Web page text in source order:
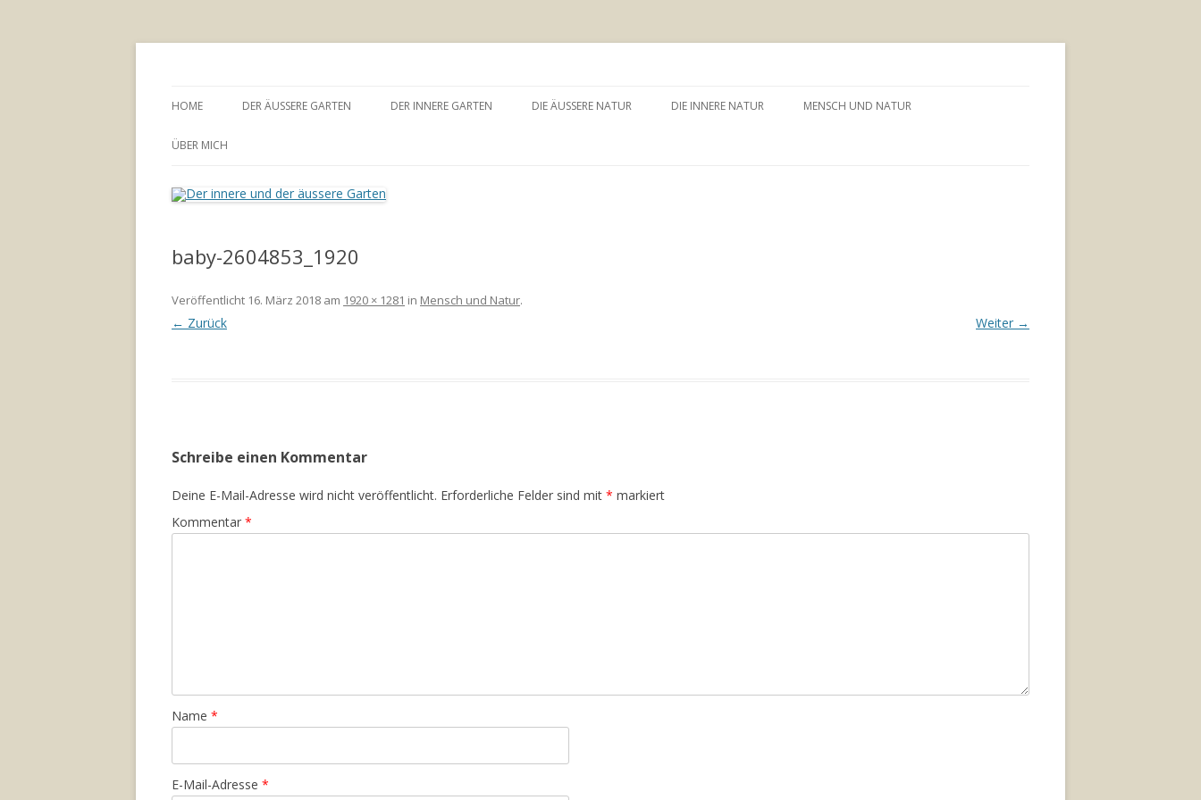
Inhalt
HOME DER ÄUSSERE GARTEN DER INNERE GARTEN DIE ÄUSSERE NATUR DIE INNERE NATUR MENSCH UND NATUR
ÜBER MICH
baby-2604853_1920
Veröffentlicht 16. März 2018 am 1920 × 1281 in Mensch und Natur.
← Zurück Weiter →
Schreibe einen Kommentar
Deine E-Mail-Adresse wird nicht veröffentlicht. Erforderliche Felder sind mit * markiert
Kommentar *
Name *
E-Mail-Adresse *